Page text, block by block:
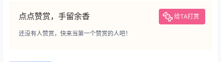
点点赞赏，手留余香 给TA打赏
还没有人赞赏，快来当第一个赞赏的人吧！